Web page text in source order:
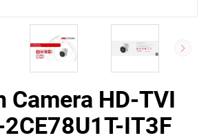
Camera HD-TVI
2CE78U1T-IT3F